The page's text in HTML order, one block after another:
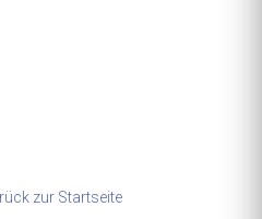
zur Startseite